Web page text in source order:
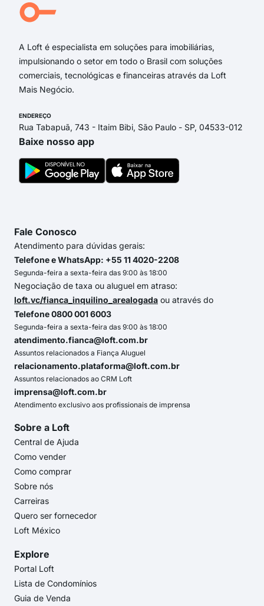
A Loft é especialista em soluções para imobiliárias,
impulsionando o setor em todo o Brasil com soluções
comerciais, tecnológicas e financeiras através da Loft
Mais Negócio.
ENDEREÇO
Rua Tabapuã, 743 - Itaim Bibi, São Paulo - SP, 04533-012
Baixe nosso app
Fale Conosco
Atendimento para dúvidas gerais:
Telefone e WhatsApp: +55 11 4020-2208
Segunda-feira a sexta-feira das 9:00 às 18:00
Negociação de taxa ou aluguel em atraso:
loft.vc/fianca_inquilino_arealogada ou através do
Telefone 0800 001 6003
Segunda-feira a sexta-feira das 9:00 às 18:00
atendimento.fianca@loft.com.br
Assuntos relacionados a Fiança Aluguel
relacionamento.plataforma@loft.com.br
Assuntos relacionados ao CRM Loft
imprensa@loft.com.br
Atendimento exclusivo aos profissionais de imprensa
Sobre a Loft
Central de Ajuda
Como vender
Como comprar
Sobre nós
Carreiras
Quero ser fornecedor
Loft México
Explore
Portal Loft
Lista de Condomínios
Guia de Venda